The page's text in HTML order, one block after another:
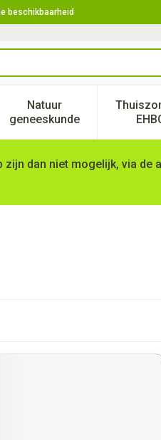
beschikbaarheid
en kinderen categorie
voor Vitaliteit 50+
Natuur
geneeskunde
Toon submenu voor
dan niet mogelijk, via de